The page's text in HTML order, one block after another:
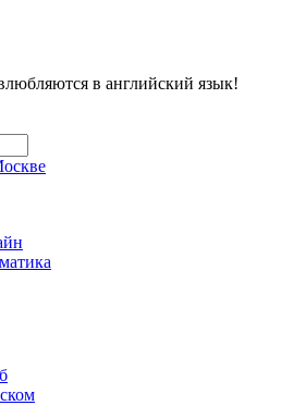
в английский язык!